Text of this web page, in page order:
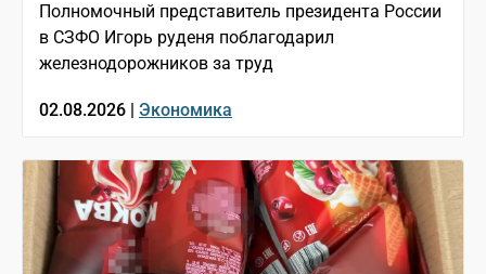
Полномочный представитель президента России
в СЗФО Игорь руденя поблагодарил
железнодорожников за труд
02.08.2026 | Экономика